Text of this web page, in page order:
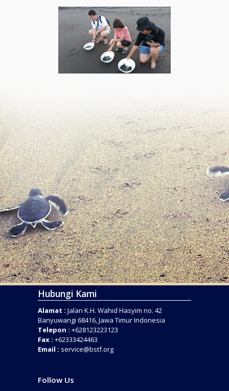
Hubungi Kami
Alamat : Jalan K.H. Wahid Hasyim no. 42
Banyuwangi 68416, Jawa Timur Indonesia
Telepon : +628123223123
Fax : +62333424463
Email : service@bstf.org
Follow Us